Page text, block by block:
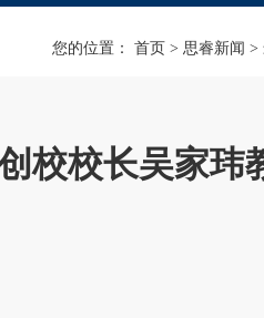
教授简录
您的位置： 首页 > 思睿新闻 >
校校长吴家玮